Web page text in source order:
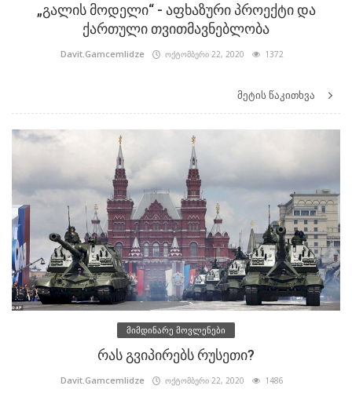
„გალის მოდელი“ - აფხაზური პროექტი და
ქართული თვითმავნებლობა
Davit.Gamcemlidze ოქტომბერი 22, 2020 1372
მეტის წაკითხვა
მიმდინარე მოვლენები
რას გვიპირებს რუსეთი?
Davit.Gamcemlidze ოქტომბერი 22, 2020 1486